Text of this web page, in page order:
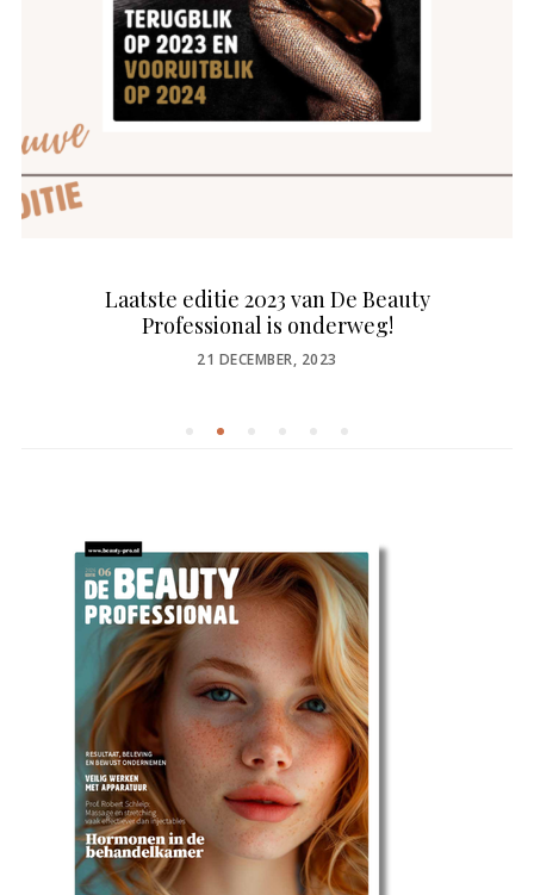
Laatste editie 2023 van De Beauty
Professional is onderweg!
POSTED
21 DECEMBER, 2023